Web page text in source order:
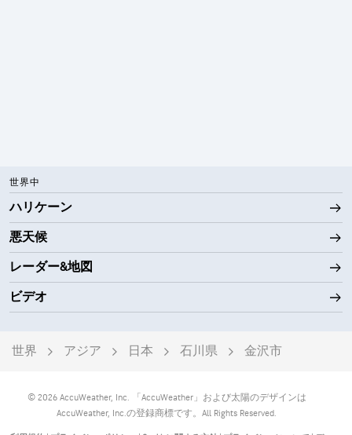
世界中
ハリケーン
悪天候
レーダー&地図
ビデオ
世界 アジア 日本 石川県 金沢市
© 2026 AccuWeather, Inc. 「AccuWeather」および太陽のデザインは
AccuWeather, Inc.の登録商標です。All Rights Reserved.